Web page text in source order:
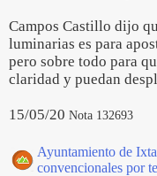
Campos Castillo dijo
luminarias es para
pero sobre todo para
claridad y puedan
15/05/20 Nota 132693
Ayuntamiento de
convencionales por